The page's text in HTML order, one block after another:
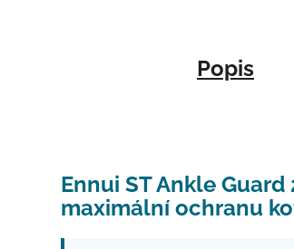
Popis
Ennui ST Ankle
maximální ochranu